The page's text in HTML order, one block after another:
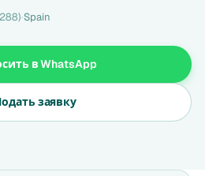
·Spain
в WhatsApp
заявку